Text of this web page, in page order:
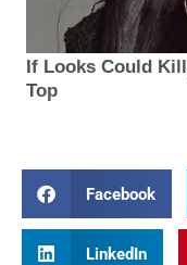
Facebook
LinkedIn